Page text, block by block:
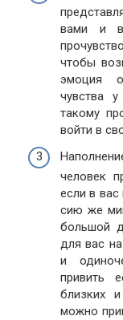
вами и
чтобы
эмоция
чувства
такому
войти в
человек
если в
сию же
большой
для вас на
и
привить
близких
можно